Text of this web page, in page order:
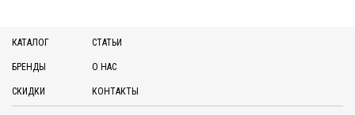
КАТАЛОГ
БРЕНДЫ
СКИДКИ
СТАТЬИ
О НАС
КОНТАКТЫ